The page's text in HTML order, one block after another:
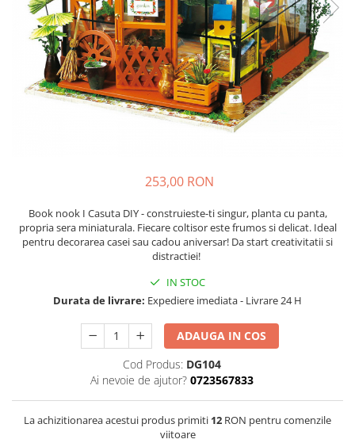
253,00 RON
Book nook I Casuta DIY - construieste-ti singur, planta cu panta,
propria sera miniaturala. Fiecare coltisor este frumos si delicat. Ideal
pentru decorarea casei sau cadou aniversar! Da start creativitatii si
distractiei!
IN STOC
Durata de livrare: Expediere imediata - Livrare 24 H
ADAUGA IN COS
Cod Produs: DG104
Ai nevoie de ajutor? 0723567833
La achizitionarea acestui produs primiti 12 RON pentru comenzile
viitoare